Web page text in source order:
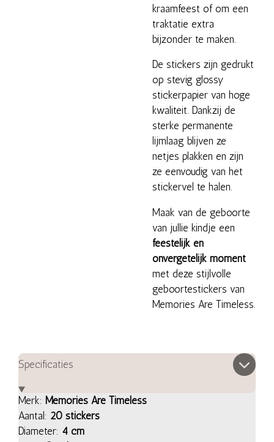
kraamfeest of om een
traktatie extra
bijzonder te maken.
De stickers zijn gedrukt
op stevig glossy
stickerpapier van hoge
kwaliteit. Dankzij de
sterke permanente
lijmlaag blijven ze
netjes plakken en zijn
ze eenvoudig van het
stickervel te halen.
Maak van de geboorte
van jullie kindje een
feestelijk en
onvergetelijk moment
met deze stijlvolle
geboortestickers van
Memories Are Timeless.
Specificaties
Merk: Memories Are Timeless
Aantal: 20 stickers
Diameter: 4 cm